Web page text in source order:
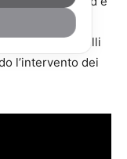
politica
Andrea Mandelli
l’intervento dei